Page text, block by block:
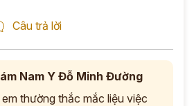
Câu trả lời
Nam Y Đỗ Minh Đường
thường thắc mắc liệu việc